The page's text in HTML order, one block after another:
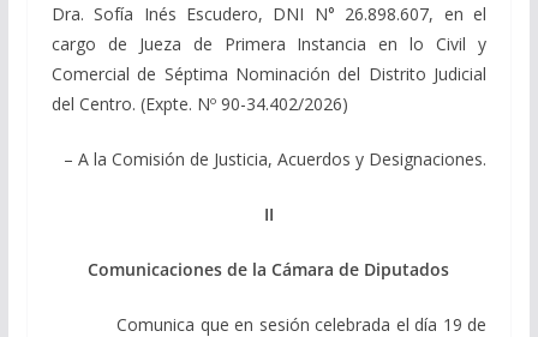
Dra. Sofía Inés Escudero, DNI N° 26.898.607, en el
cargo de Jueza de Primera Instancia en lo Civil y
Comercial de Séptima Nominación del Distrito Judicial
del Centro. (Expte. Nº 90-34.402/2026)
– A la Comisión de Justicia, Acuerdos y Designaciones.
II
Comunicaciones de la Cámara de Diputados
Comunica que en sesión celebrada el día 19 de